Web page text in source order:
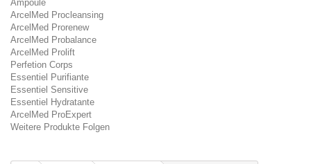
Ampoule
ArcelMed Procleansing
ArcelMed Prorenew
ArcelMed Probalance
ArcelMed Prolift
Perfetion Corps
Essentiel Purifiante
Essentiel Sensitive
Essentiel Hydratante
ArcelMed ProExpert
Weitere Produkte Folgen